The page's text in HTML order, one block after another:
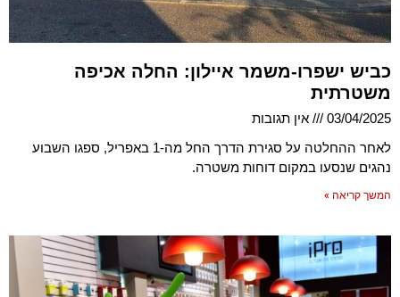
כביש ישפרו-משמר איילון: החלה אכיפה
משטרתית
03/04/2025
אין תגובות
לאחר ההחלטה על סגירת הדרך החל מה-1 באפריל, ספגו השבוע
נהגים שנסעו במקום דוחות משטרה.
המשך קריאה »